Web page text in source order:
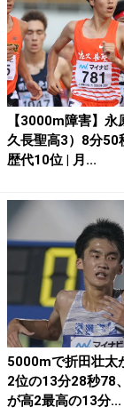
【3000m障害】永
久長聖高3）8分50
歴代10位 | 月...
5000mで折田壮太
2位の13分28秒78
が高2最高の13分...